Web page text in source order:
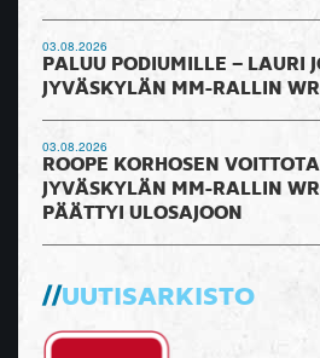
03.08.2026
PALUU PODIUMILLE – LAURI
JYVÄSKYLÄN MM-RALLIN
03.08.2026
ROOPE KORHOSEN
JYVÄSKYLÄN MM-RALLIN
PÄÄTTYI ULOSAJOON
UUTISARKISTO